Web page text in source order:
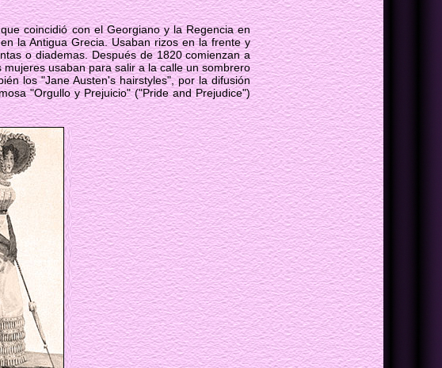
coincidió con el Georgiano y la Regencia en
la Antigua Grecia. Usaban rizos en la frente y
o diademas. Después de 1820 comienzan a
usaban para salir a la calle un sombrero
los "Jane Austen's hairstyles", por la difusión
"Orgullo y Prejuicio" ("Pride and Prejudice")